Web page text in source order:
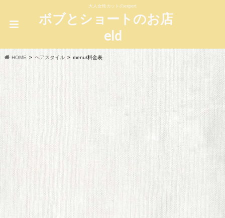
大人女性カットのexpert
ボブとショートのお店
eld
HOME ヘアスタイル menu/料金表